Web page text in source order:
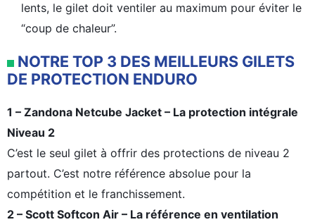
lents, le gilet doit ventiler au maximum pour éviter le
“coup de chaleur”.
NOTRE TOP 3 DES MEILLEURS GILETS
DE PROTECTION ENDURO
1 – Zandona Netcube Jacket – La protection intégrale
Niveau 2
C’est le seul gilet à offrir des protections de niveau 2
partout. C’est notre référence absolue pour la
compétition et le franchissement.
2 – Scott Softcon Air – La référence en ventilation